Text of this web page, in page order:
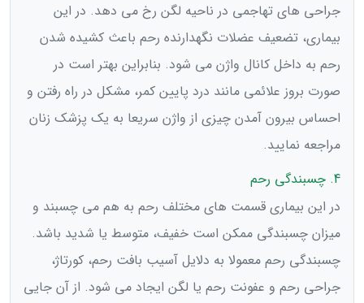
جراحی های تهاجمی در ناحیه لگن رخ می دهد. در این
بیماری، تضعیف عضلات نگهدارنده رحم باعث کشیده شدن
رحم به داخل کانال واژن می شود. بنابراین بهتر است در
صورت بروز علائمی مانند درد پایین کمر، مشکل در راه رفتن و
احساس بیرون آمدن چیزی از واژن سریعا به یک پزشک زنان
مراجعه نمایید.
4. چسبندگی رحم
در این بیماری قسمت های مختلف رحم به هم می چسبند و
میزان چسبندگی ممکن است خفیف، متوسط یا شدید باشد.
چسبندگی رحم معمولا به دلایل آسیب بافت رحم، کورتاژ،
جراحی رحم و عفونت رحم یا لگن ایجاد می شود. از آن جایی